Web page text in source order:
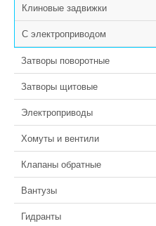
Клиновые задвижки
С электроприводом
Затворы поворотные
Затворы щитовые
Электроприводы
Хомуты и вентили
Клапаны обратные
Вантузы
Гидранты